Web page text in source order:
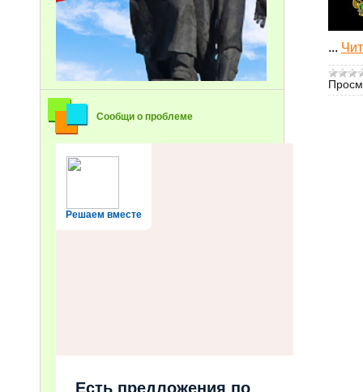
Сообщи о проблеме
Решаем вместе
Есть предложения по